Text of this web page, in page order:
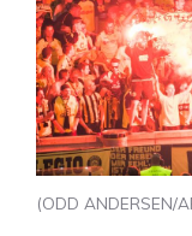
(ODD ANDERSEN/